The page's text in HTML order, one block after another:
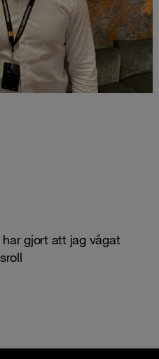
gjort att jag vågat